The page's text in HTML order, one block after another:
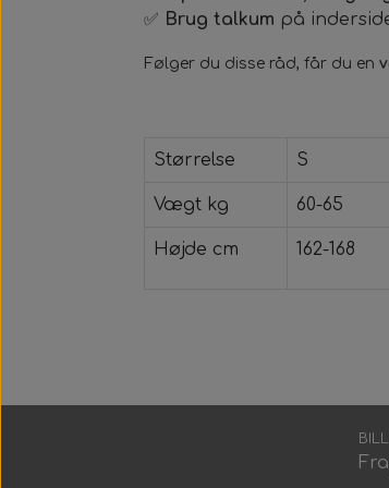
✅ Brug talkum på
Følger du disse råd, får du en
Størrelse S
Vægt kg 60-65
Højde cm 162-168